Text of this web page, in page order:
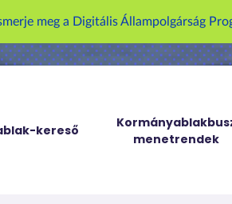
r
t
meg a Digitális Állampolgárság
kereső
menetrendek